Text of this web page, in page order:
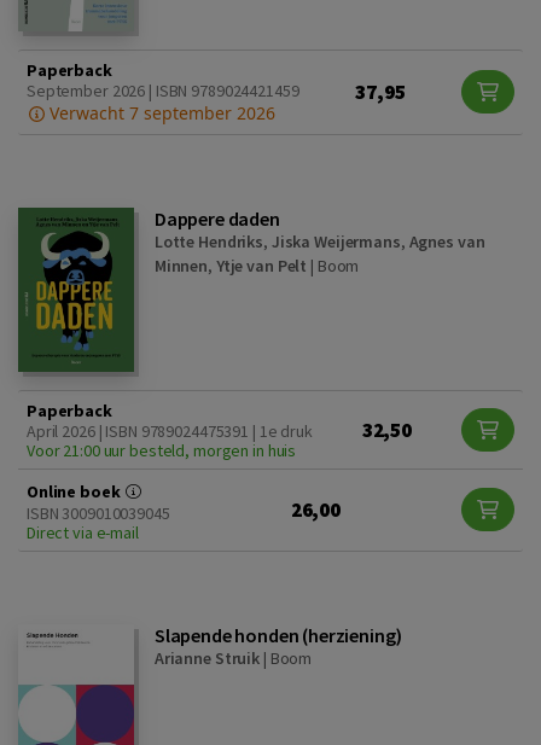
Paperback
September 2026 | ISBN 9789024421459
Verwacht 7 september 2026
37,95
Dappere daden
Lotte Hendriks, Jiska Weijermans, Agnes van
Minnen, Ytje van Pelt | Boom
Paperback
April 2026 | ISBN 9789024475391 | 1e druk
Voor 21:00 uur besteld, morgen in huis
32,50
Online boek
ISBN 3009010039045
Direct via e-mail
26,00
Slapende honden (herziening)
Arianne Struik | Boom